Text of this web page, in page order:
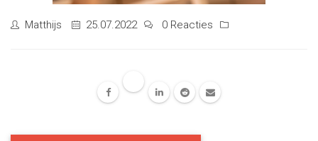
Matthijs 25.07.2022 0 Reacties